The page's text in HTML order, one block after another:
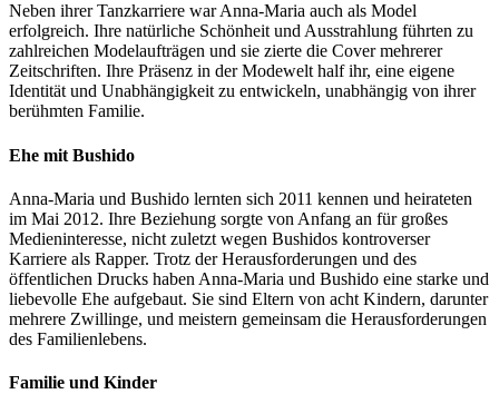
Neben ihrer Tanzkarriere war Anna-Maria auch als Model
erfolgreich. Ihre natürliche Schönheit und Ausstrahlung führten zu
zahlreichen Modelaufträgen und sie zierte die Cover mehrerer
Zeitschriften. Ihre Präsenz in der Modewelt half ihr, eine eigene
Identität und Unabhängigkeit zu entwickeln, unabhängig von ihrer
berühmten Familie.
Ehe mit Bushido
Anna-Maria und Bushido lernten sich 2011 kennen und heirateten
im Mai 2012. Ihre Beziehung sorgte von Anfang an für großes
Medieninteresse, nicht zuletzt wegen Bushidos kontroverser
Karriere als Rapper. Trotz der Herausforderungen und des
öffentlichen Drucks haben Anna-Maria und Bushido eine starke und
liebevolle Ehe aufgebaut. Sie sind Eltern von acht Kindern, darunter
mehrere Zwillinge, und meistern gemeinsam die Herausforderungen
des Familienlebens.
Familie und Kinder